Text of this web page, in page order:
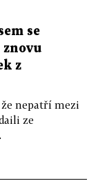
se
z
nepatří mezi
ze